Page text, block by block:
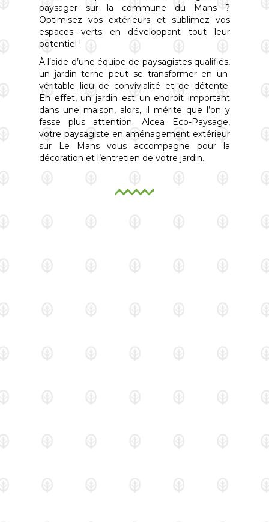
paysager sur la commune du Mans ?
Optimisez vos extérieurs et sublimez vos
espaces verts en développant tout leur
potentiel !
À l’aide d’une équipe de paysagistes qualifiés,
un jardin terne peut se transformer en un
véritable lieu de convivialité et de détente.
En effet, un jardin est un endroit important
dans une maison, alors, il mérite que l’on y
fasse plus attention. Alcea Eco-Paysage,
votre paysagiste en aménagement extérieur
sur Le Mans vous accompagne pour la
décoration et l’entretien de votre jardin.